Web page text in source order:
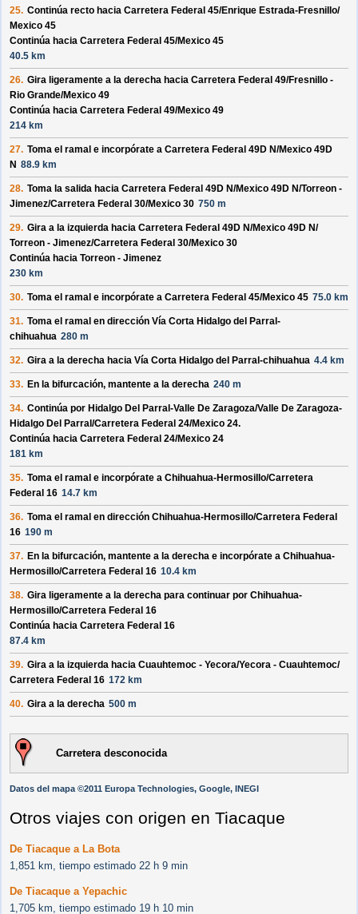
25. Continúa recto hacia Carretera Federal 45/Enrique Estrada-Fresnillo/
Mexico 45
Continúa hacia Carretera Federal 45/Mexico 45
40.5 km
26. Gira ligeramente a la derecha hacia Carretera Federal 49/Fresnillo -
Rio Grande/Mexico 49
Continúa hacia Carretera Federal 49/Mexico 49
214 km
27. Toma el ramal e incorpórate a Carretera Federal 49D N/Mexico 49D
N 88.9 km
28. Toma la salida hacia Carretera Federal 49D N/Mexico 49D N/Torreon -
Jimenez/Carretera Federal 30/Mexico 30 750 m
29. Gira a la izquierda hacia Carretera Federal 49D N/Mexico 49D N/
Torreon - Jimenez/Carretera Federal 30/Mexico 30
Continúa hacia Torreon - Jimenez
230 km
30. Toma el ramal e incorpórate a Carretera Federal 45/Mexico 45 75.0 km
31. Toma el ramal en dirección Vía Corta Hidalgo del Parral-
chihuahua 280 m
32. Gira a la derecha hacia Vía Corta Hidalgo del Parral-chihuahua 4.4 km
33. En la bifurcación, mantente a la derecha 240 m
34. Continúa por Hidalgo Del Parral-Valle De Zaragoza/Valle De Zaragoza-
Hidalgo Del Parral/Carretera Federal 24/Mexico 24.
Continúa hacia Carretera Federal 24/Mexico 24
181 km
35. Toma el ramal e incorpórate a Chihuahua-Hermosillo/Carretera
Federal 16 14.7 km
36. Toma el ramal en dirección Chihuahua-Hermosillo/Carretera Federal
16 190 m
37. En la bifurcación, mantente a la derecha e incorpórate a Chihuahua-
Hermosillo/Carretera Federal 16 10.4 km
38. Gira ligeramente a la derecha para continuar por Chihuahua-
Hermosillo/Carretera Federal 16
Continúa hacia Carretera Federal 16
87.4 km
39. Gira a la izquierda hacia Cuauhtemoc - Yecora/Yecora - Cuauhtemoc/
Carretera Federal 16 172 km
40. Gira a la derecha 500 m
Carretera desconocida
Datos del mapa ©2011 Europa Technologies, Google, INEGI
Otros viajes con origen en Tiacaque
De Tiacaque a La Bota
1,851 km, tiempo estimado 22 h 9 min
De Tiacaque a Yepachic
1,705 km, tiempo estimado 19 h 10 min